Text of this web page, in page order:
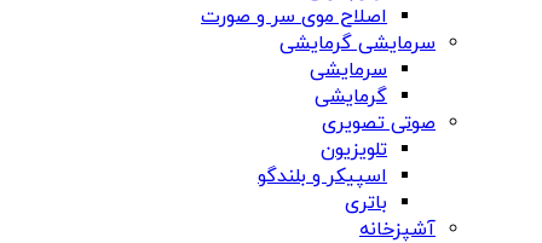
اصلاح موی سر و صورت
سرمایشی گرمایشی
سرمایشی
گرمایشی
صوتی تصویری
تلویزیون
اسپیکر و بلندگو
باتری
آشپزخانه